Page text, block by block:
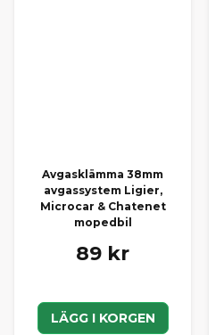
Avgasklämma 38mm
avgassystem Ligier,
Microcar & Chatenet
mopedbil
89 kr
LÄGG I KORGEN